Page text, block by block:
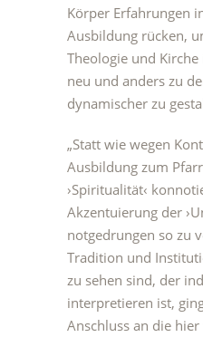
Körper Erfahrungen
Ausbildung rücken,
Theologie und
neu und anders zu
dynamischer zu
„Statt wie wegen
Ausbildung zum
›Spiritualität‹
Akzentuierung der
notgedrungen so zu
Tradition und
zu sehen sind, der
interpretieren ist,
Anschluss an die